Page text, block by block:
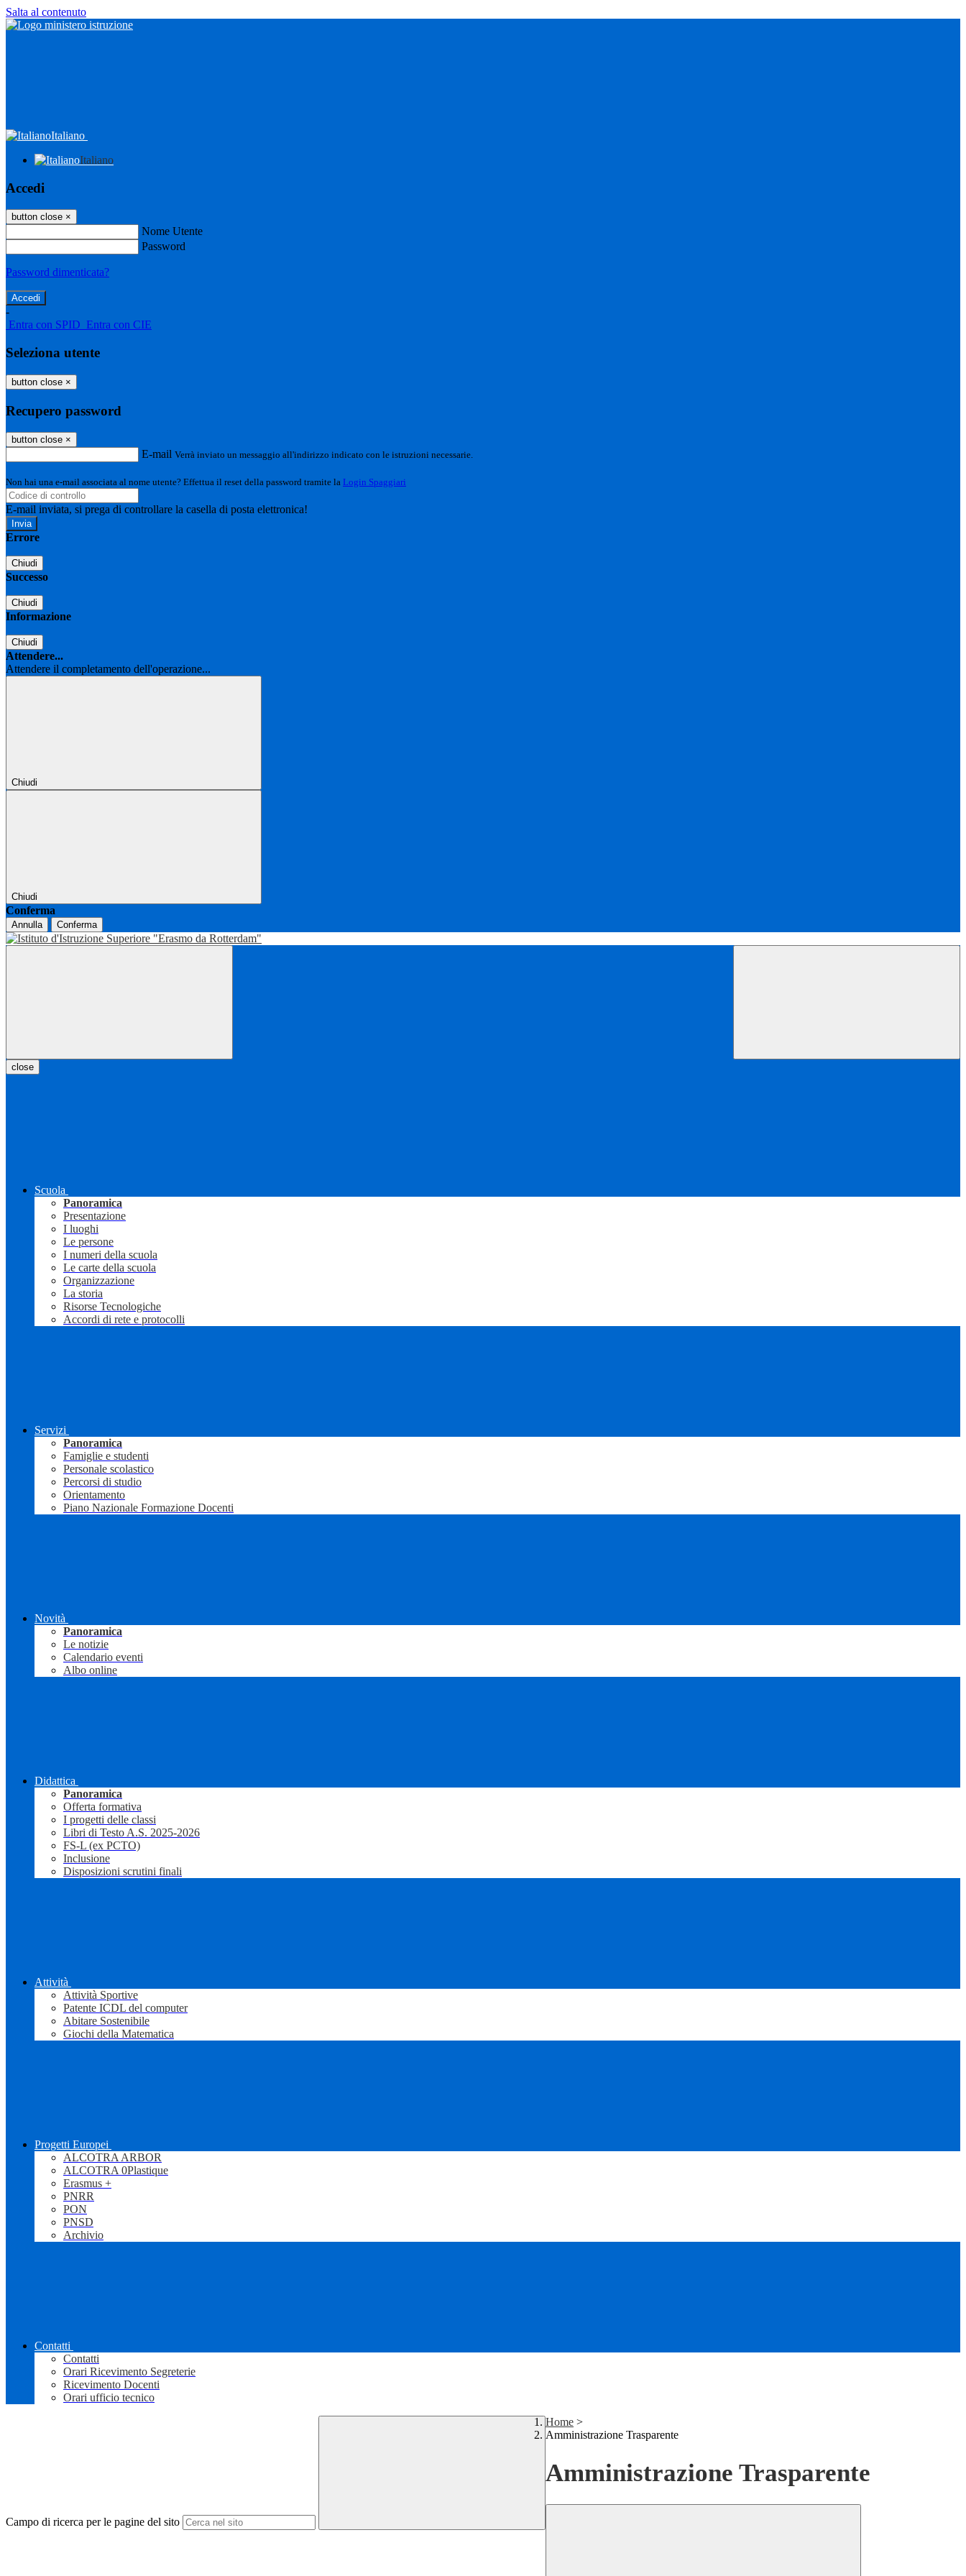
Salta al contenuto
Italiano
Italiano
Accedi
button close ×
Nome Utente
Password
Password dimenticata?
-
Entra con SPID Entra con CIE
Seleziona utente
button close ×
Recupero password
button close ×
E-mail Verrà inviato un messaggio all'indirizzo indicato con le istruzioni necessarie.
Non hai una e-mail associata al nome utente? Effettua il reset della password tramite la Login Spaggiari
E-mail inviata, si prega di controllare la casella di posta elettronica!
Errore
Chiudi
Successo
Chiudi
Informazione
Chiudi
Attendere...
Attendere il completamento dell'operazione...
Chiudi
Chiudi
Conferma
Annulla Conferma
close
Scuola
Panoramica
Presentazione
I luoghi
Le persone
I numeri della scuola
Le carte della scuola
Organizzazione
La storia
Risorse Tecnologiche
Accordi di rete e protocolli
Servizi
Panoramica
Famiglie e studenti
Personale scolastico
Percorsi di studio
Orientamento
Piano Nazionale Formazione Docenti
Novità
Panoramica
Le notizie
Calendario eventi
Albo online
Didattica
Panoramica
Offerta formativa
I progetti delle classi
Libri di Testo A.S. 2025-2026
FS-L (ex PCTO)
Inclusione
Disposizioni scrutini finali
Attività
Attività Sportive
Patente ICDL del computer
Abitare Sostenibile
Giochi della Matematica
Progetti Europei
ALCOTRA ARBOR
ALCOTRA 0Plastique
Erasmus +
PNRR
PON
PNSD
Archivio
Contatti
Contatti
Orari Ricevimento Segreterie
Ricevimento Docenti
Orari ufficio tecnico
Campo di ricerca per le pagine del sito
Home >
Amministrazione Trasparente
Amministrazione Trasparente